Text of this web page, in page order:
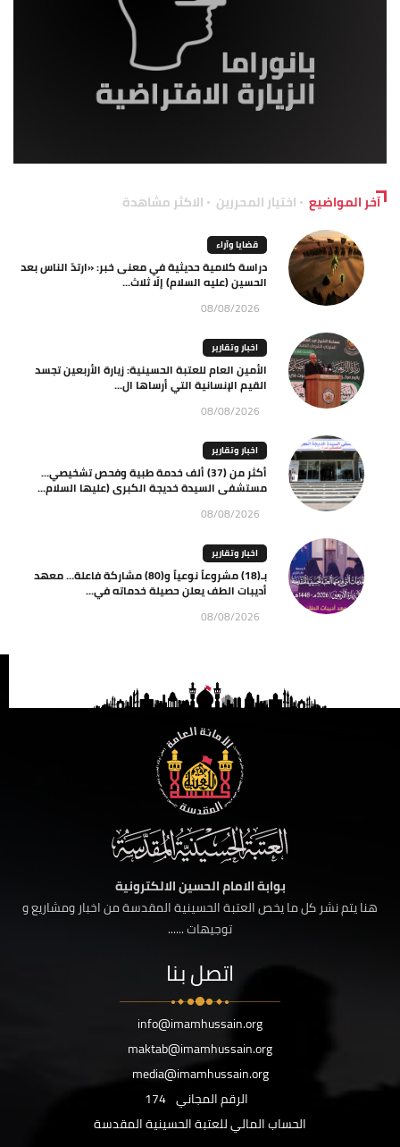
آخر المواضيع اختيار المحررين الاكثر مشاهدة
قضايا وآراء
دراسة كلامية حديثية في معنى خبر: «ارتدّ الناس بعد
الحسين (عليه السلام) إلّا ثلاث...
08/08/2026
اخبار وتقارير
الأمين العام للعتبة الحسينية: زيارة الأربعين تجسد
القيم الإنسانية التي أرساها ال...
08/08/2026
اخبار وتقارير
أكثر من (37) ألف خدمة طبية وفحص تشخيصي…
مستشفى السيدة خديجة الكبرى (عليها السلام...
08/08/2026
اخبار وتقارير
بـ(18) مشروعاً نوعياً و(80) مشاركة فاعلة… معهد
أديبات الطف يعلن حصيلة خدماته في...
08/08/2026
بوابة الامام الحسين الالكترونية
هنا يتم نشر كل ما يخص العتبة الحسينية المقدسة من اخبار ومشاريع و
توجيهات ......
اتصل بنا
info@imamhussain.org
maktab@imamhussain.org
media@imamhussain.org
الرقم المجاني 174
الحساب المالي للعتبة الحسينية المقدسة